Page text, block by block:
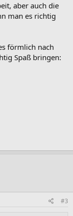
aber auch die
man es richtig
förmlich nach
Spaß bringen:
#3